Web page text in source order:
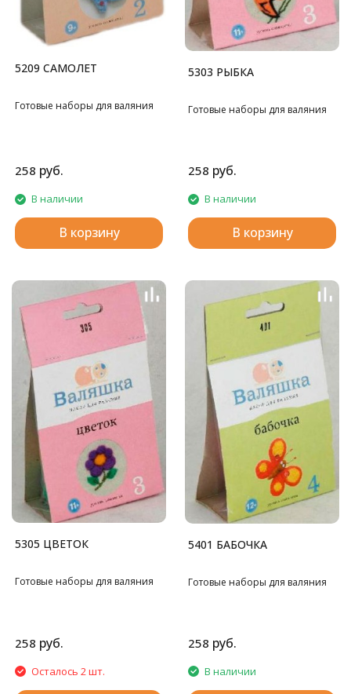
5209 САМОЛЕТ
Готовые наборы для валяния
258 руб.
В наличии
В корзину
5303 РЫБКА
Готовые наборы для валяния
258 руб.
В наличии
В корзину
5305 ЦВЕТОК
Готовые наборы для валяния
258 руб.
Осталось 2 шт.
5401 БАБОЧКА
Готовые наборы для валяния
258 руб.
В наличии